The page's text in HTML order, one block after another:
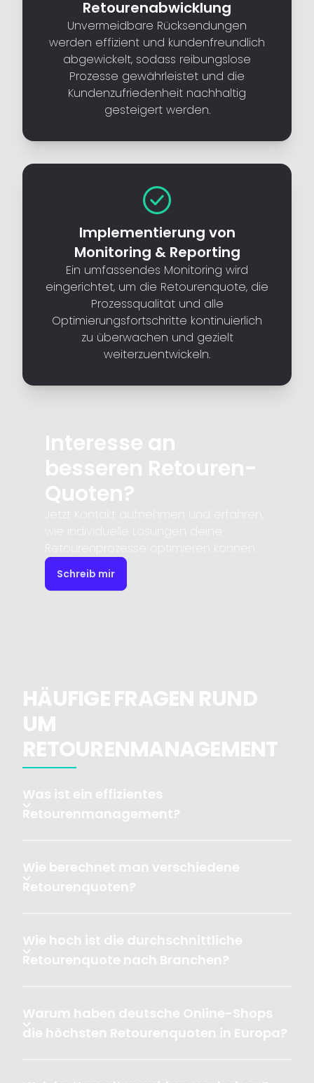
Retourenabwicklung
Unvermeidbare Rücksendungen
werden effizient und kundenfreundlich
abgewickelt, sodass reibungslose
Prozesse gewährleistet und die
Kundenzufriedenheit nachhaltig
gesteigert werden.
Implementierung von
Monitoring & Reporting
Ein umfassendes Monitoring wird
eingerichtet, um die Retourenquote, die
Prozessqualität und alle
Optimierungsfortschritte kontinuierlich
zu überwachen und gezielt
weiterzuentwickeln.
Interesse an
besseren Retouren-
Quoten?
Jetzt Kontakt aufnehmen und erfahren,
wie individuelle Lösungen deine
Retourenprozesse optimieren können.
Schreib mir
HÄUFIGE FRAGEN RUND
UM
RETOURENMANAGEMENT
Was ist ein effizientes
Retourenmanagement?
Wie berechnet man verschiedene
Retourenquoten?
Wie hoch ist die durchschnittliche
Retourenquote nach Branchen?
Warum haben deutsche Online-Shops
die höchsten Retourenquoten in Europa?